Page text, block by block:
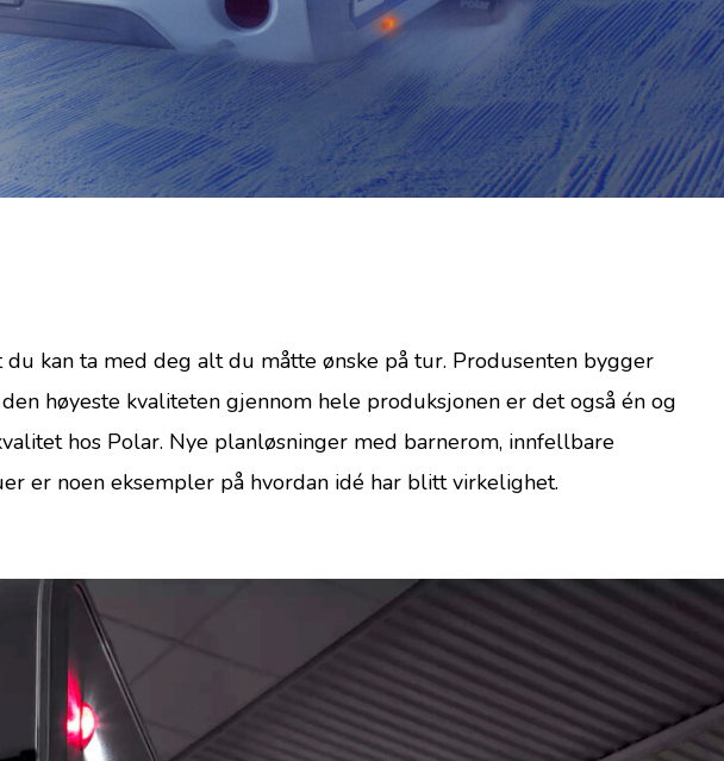
kan ta med deg alt du måtte ønske på tur. Produsenten bygger
høyeste kvaliteten gjennom hele produksjonen er det også én og
hos Polar. Nye planløsninger med barnerom, innfellbare
er noen eksempler på hvordan idé har blitt virkelighet.